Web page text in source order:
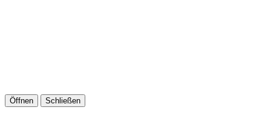
Öffnen Schließen